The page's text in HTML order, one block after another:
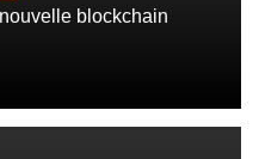
blockchain